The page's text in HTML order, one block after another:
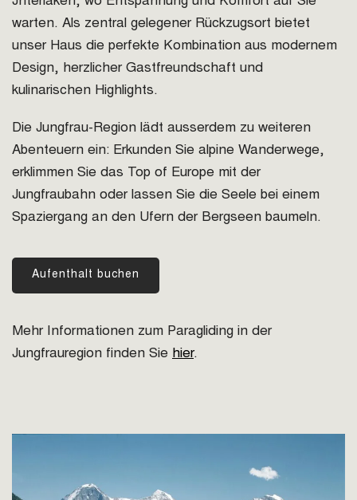
warten. Als zentral gelegener Rückzugsort bietet
unser Haus die perfekte Kombination aus modernem
Design, herzlicher Gastfreundschaft und
kulinarischen Highlights.
Die Jungfrau-Region lädt ausserdem zu weiteren
Abenteuern ein: Erkunden Sie alpine Wanderwege,
erklimmen Sie das Top of Europe mit der
Jungfraubahn oder lassen Sie die Seele bei einem
Spaziergang an den Ufern der Bergseen baumeln.
Aufenthalt buchen
Mehr Informationen zum Paragliding in der
Jungfrauregion finden Sie hier.